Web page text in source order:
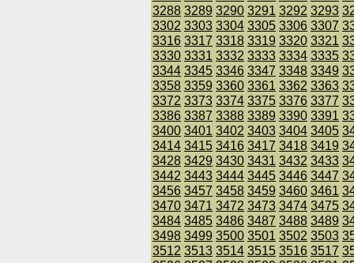
3288 3289 3290 3291 3292 3293
3302 3303 3304 3305 3306 3307
3316 3317 3318 3319 3320 3321
3330 3331 3332 3333 3334 3335
3344 3345 3346 3347 3348 3349
3358 3359 3360 3361 3362 3363
3372 3373 3374 3375 3376 3377
3386 3387 3388 3389 3390 3391
3400 3401 3402 3403 3404 3405
3414 3415 3416 3417 3418 3419
3428 3429 3430 3431 3432 3433
3442 3443 3444 3445 3446 3447
3456 3457 3458 3459 3460 3461
3470 3471 3472 3473 3474 3475
3484 3485 3486 3487 3488 3489
3498 3499 3500 3501 3502 3503
3512 3513 3514 3515 3516 3517